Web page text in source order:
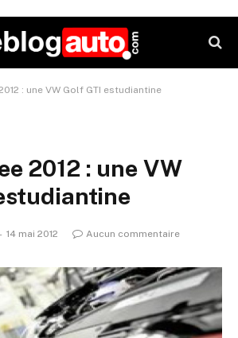
: une VW Golf GTI estudiantine
2012 : une VW
14 mai 2012 Aucun commentaire